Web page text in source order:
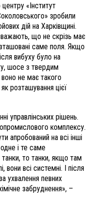
«Інститут
зробили
дій на Харківщині.
що не скрізь має
саме поля. Якщо
вибуху було на
шосе з твердим
не має такого
розташування цієї
управлінських рішень.
комплексу.
апробований на всі інші
і те саме
танки, то танки, якщо там
вони всі системні. І після
ухвалення певних
забруднення», –